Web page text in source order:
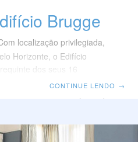
Brugge
localização privilegiada,
Horizonte, o Edifício
dos seus 16
de uma completa
Nas áreas comuns, sala de
CONTINUE LENDO →